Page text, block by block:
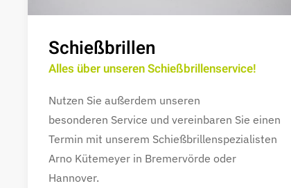
Schießbrillen
Alles über unseren Schießbrillenservice!
Nutzen Sie außerdem unseren
besonderen Service und vereinbaren Sie einen
Termin mit unserem Schießbrillenspezialisten
Arno Kütemeyer in Bremervörde oder
Hannover.